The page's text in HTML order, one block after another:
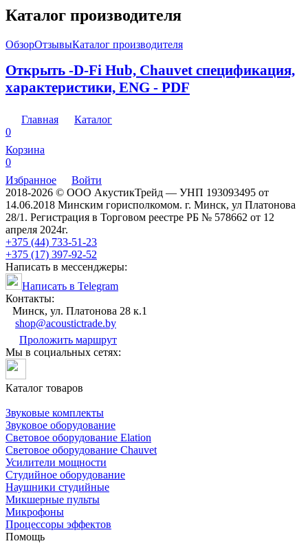
Каталог производителя
ОбзорОтзывыКаталог производителя
Открыть -D-Fi Hub, Chauvet спецификация,
характеристики, ENG - PDF
Главная
Каталог
0
Корзина
0
Избранное
Войти
2018-2026 © ООО АкустикТрейд — УНП 193093495 от
14.06.2018 Минским горисполкомом. г. Минск, ул Платонова
28/1. Регистрация в Торговом реестре РБ № 578662 от 12
апреля 2024г.
+375 (44) 733-51-23
+375 (17) 397-92-52
Написать в мессенджеры:
Написать в Telegram
Контакты:
Минск, ул. Платонова 28 к.1
shop@acoustictrade.by
Проложить маршрут
Мы в социальных сетях:
Каталог товаров
Звуковые комплекты
Звуковое оборудование
Световое оборудование Elation
Cветовое оборудование Chauvet
Усилители мощности
Студийное оборудование
Наушники студийные
Микшерные пульты
Микрофоны
Процессоры эффектов
Помощь